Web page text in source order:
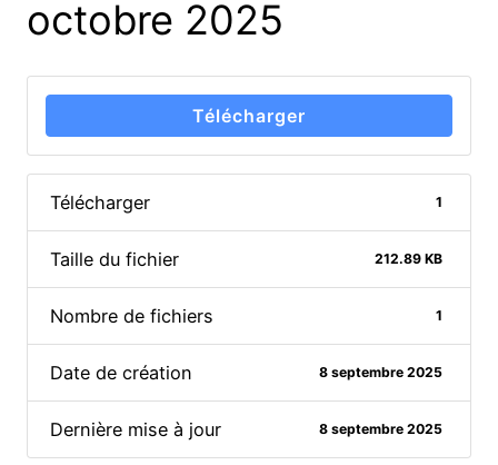
octobre 2025
Télécharger
Télécharger 1
Taille du fichier 212.89 KB
Nombre de fichiers 1
Date de création 8 septembre 2025
Dernière mise à jour 8 septembre 2025